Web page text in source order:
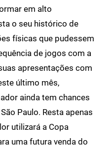
em alto
o seu histórico de
físicas que pudessem
de jogos com a
apresentações com
último mês,
ainda tem chances
Paulo. Resta apenas
utilizará a Copa
uma futura venda do